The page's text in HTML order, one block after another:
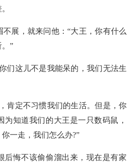
展，就来问他：“大王，你有什么
”
们这儿不是我能呆的，我们无法生
肯定不习惯我们的生活。但是，你
为知道我们的大王是一只数码鼠，
一走，我们怎么办?”
后悔不该偷偷溜出来，现在是有家